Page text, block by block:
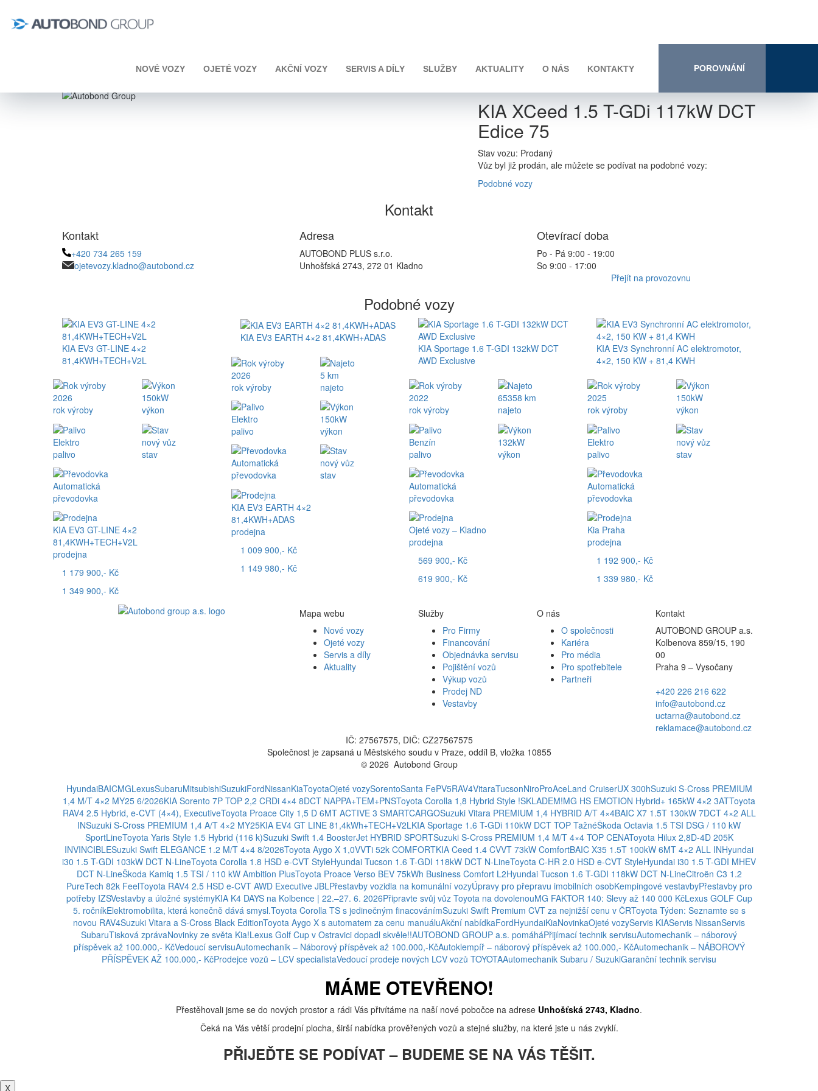
NOVÉ VOZY OJETÉ VOZY AKČNÍ VOZY SERVIS A DÍLY SLUŽBY AKTUALITY O NÁS KONTAKTY POROVNÁNÍ
KIA XCeed 1.5 T-GDi 117kW DCT
Edice 75
Stav vozu: Prodaný
Vůz byl již prodán, ale můžete se podívat na podobné vozy:
Podobné vozy
Kontakt
Kontakt
+420 734 265 159
ojetevozy.kladno@autobond.cz
Adresa
AUTOBOND PLUS s.r.o.
Unhošťská 2743, 272 01 Kladno
Otevírací doba
Po - Pá 9:00 - 19:00
So 9:00 - 17:00
Přejít na provozovnu
Podobné vozy
KIA EV3 GT-LINE 4×2
81,4KWH+TECH+V2L
2026
rok výroby
Elektro
palivo
Automatická
převodovka
KIA EV3 GT-LINE 4×2
81,4KWH+TECH+V2L
prodejna
150kW
výkon
nový vůz
stav
1 179 900,- Kč
1 349 900,- Kč
KIA EV3 EARTH 4×2 81,4KWH+ADAS
2026
rok výroby
Elektro
palivo
Automatická
převodovka
KIA EV3 EARTH 4×2
81,4KWH+ADAS
prodejna
5 km
najeto
150kW
výkon
nový vůz
stav
1 009 900,- Kč
1 149 980,- Kč
KIA Sportage 1.6 T-GDI 132kW DCT
AWD Exclusive
2022
rok výroby
Benzín
palivo
Automatická
převodovka
Ojeté vozy – Kladno
prodejna
65358 km
najeto
132kW
výkon
569 900,- Kč
619 900,- Kč
KIA EV3 Synchronní AC elektromotor,
4×2, 150 KW + 81,4 KWH
2025
rok výroby
Elektro
palivo
Automatická
převodovka
Kia Praha
prodejna
150kW
výkon
nový vůz
stav
1 192 900,- Kč
1 339 980,- Kč
Mapa webu
Nové vozy
Ojeté vozy
Servis a díly
Aktuality
Služby
Pro Firmy
Financování
Objednávka servisu
Pojištění vozů
Výkup vozů
Prodej ND
Vestavby
O nás
O společnosti
Kariéra
Pro média
Pro spotřebitele
Partneři
Kontakt
AUTOBOND GROUP a.s.
Kolbenova 859/15, 190
00
Praha 9 – Vysočany
+420 226 216 622
info@autobond.cz
uctarna@autobond.cz
reklamace@autobond.cz
IČ: 27567575, DIČ: CZ27567575
Společnost je zapsaná u Městského soudu v Praze, oddíl B, vložka 10855
© 2026 Autobond Group
HyundaiBAICMGLexusSubaruMitsubishiSuzukiFordNissanKiaToyotaOjeté vozySorentoSanta FePV5RAV4VitaraTucsonNiroProAceLand CruiserUX 300hSuzuki S-Cross PREMIUM
1,4 M/T 4×2 MY25 6/2026KIA Sorento 7P TOP 2,2 CRDi 4×4 8DCT NAPPA+TEM+PNSToyota Corolla 1,8 Hybrid Style !SKLADEM!MG HS EMOTION Hybrid+ 165kW 4×2 3ATToyota
RAV4 2.5 Hybrid, e-CVT (4×4), ExecutiveToyota Proace City 1,5 D 6MT ACTIVE 3 SMARTCARGOSuzuki Vitara PREMIUM 1,4 HYBRID A/T 4×4BAIC X7 1.5T 130kW 7DCT 4×2 ALL
INSuzuki S-Cross PREMIUM 1,4 A/T 4×2 MY25KIA EV4 GT LINE 81,4kWh+TECH+V2LKIA Sportage 1.6 T-GDi 110kW DCT TOP TažnéŠkoda Octavia 1.5 TSI DSG / 110 kW
SportLineToyota Yaris Style 1.5 Hybrid (116 k)Suzuki Swift 1.4 BoosterJet HYBRID SPORTSuzuki S-Cross PREMIUM 1,4 M/T 4×4 TOP CENAToyota Hilux 2,8D-4D 205K
INVINCIBLESuzuki Swift ELEGANCE 1.2 M/T 4×4 8/2026Toyota Aygo X 1,0VVTi 52k COMFORTKIA Ceed 1.4 CVVT 73kW ComfortBAIC X35 1.5T 100kW 6MT 4×2 ALL INHyundai
i30 1.5 T-GDI 103kW DCT N-LineToyota Corolla 1.8 HSD e-CVT StyleHyundai Tucson 1.6 T-GDI 118kW DCT N-LineToyota C-HR 2.0 HSD e-CVT StyleHyundai i30 1.5 T-GDI MHEV
DCT N-LineŠkoda Kamiq 1.5 TSI / 110 kW Ambition PlusToyota Proace Verso BEV 75kWh Business Comfort L2Hyundai Tucson 1.6 T-GDI 118kW DCT N-LineCitroën C3 1.2
PureTech 82k FeelToyota RAV4 2.5 HSD e-CVT AWD Executive JBLPřestavby vozidla na komunální vozyÚpravy pro přepravu imobilních osobKempingové vestavbyPřestavby pro
potřeby IZSVestavby a úložné systémyKIA K4 DAYS na Kolbence | 22.–27. 6. 2026Připravte svůj vůz Toyota na dovolenouMG FAKTOR 140: Slevy až 140 000 KčLexus GOLF Cup
5. ročníkElektromobilita, která konečně dává smysl.Toyota Corolla TS s jedinečným finacovánímSuzuki Swift Premium CVT za nejnižší cenu v ČRToyota Týden: Seznamte se s
novou RAV4Suzuki Vitara a S-Cross Black EditionToyota Aygo X s automatem za cenu manuáluAkční nabídkaFordHyundaiKiaNovinkaOjeté vozyServis KIAServis NissanServis
SubaruTisková zprávaNovinky ze světa Kia!Lexus Golf Cup v Ostravici dopadl skvěle!!AUTOBOND GROUP a.s. pomáháPřijímací technik servisuAutomechanik – náborový
příspěvek až 100.000,- KčVedoucí servisuAutomechanik – Náborový příspěvek až 100.000,-KčAutoklempíř – náborový příspěvek až 100.000,- KčAutomechanik – NÁBOROVÝ
PŘÍSPĚVEK AŽ 100.000,- KčProdejce vozů – LCV specialistaVedoucí prodeje nových LCV vozů TOYOTAAutomechanik Subaru / SuzukiGaranční technik servisu
MÁME OTEVŘENO!
Přestěhovali jsme se do nových prostor a rádi Vás přivítáme na naší nové pobočce na adrese Unhošťská 2743, Kladno.
Čeká na Vás větší prodejní plocha, širší nabídka prověřených vozů a stejné služby, na které jste u nás zvyklí.
PŘIJEĎTE SE PODÍVAT – BUDEME SE NA VÁS TĚŠIT.
X